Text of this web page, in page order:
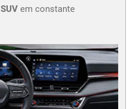
SUVem constante